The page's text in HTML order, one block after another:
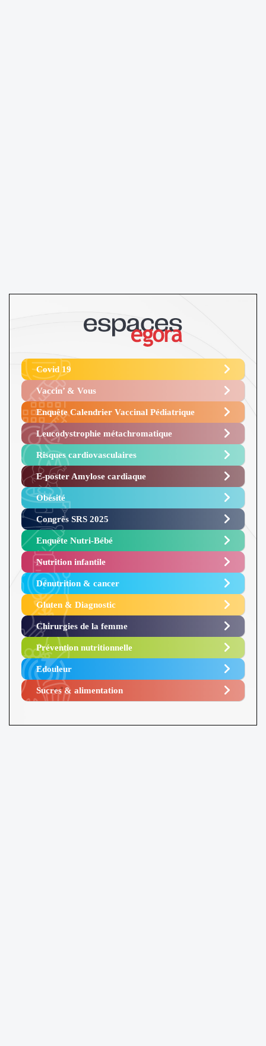
Covid 19
Vaccin’ & Vous
Enquête Calendrier Vaccinal Pédiatrique
Leucodystrophie métachromatique
Risques cardiovasculaires
E-poster Amylose cardiaque ​
Obésité ​
Congrès SRS 2025 ​
Enquête Nutri-Bébé ​
Nutrition infantile
Dénutrition & cancer
Gluten & Diagnostic
Chirurgies de la femme
Prévention nutritionnelle
Edouleur​
Sucres & alimentation​